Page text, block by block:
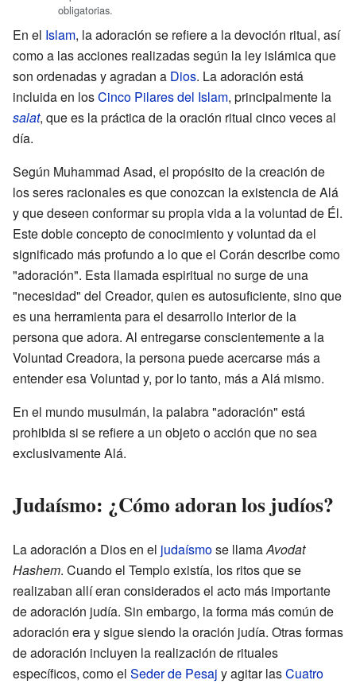
obligatorias.
En el Islam, la adoración se refiere a la devoción ritual, así
como a las acciones realizadas según la ley islámica que
son ordenadas y agradan a Dios. La adoración está
incluida en losCinco Pilares del Islam, principalmente la
salat, que es la práctica de la oración ritual cinco veces al
día.
Según Muhammad Asad, el propósito de la creación de
los seres racionales es que conozcan la existencia de Alá
y que deseen conformar su propia vida a la voluntad de Él.
Este doble concepto de conocimiento y voluntad da el
significado más profundo a lo que el Corán describe como
"adoración". Esta llamada espiritual no surge de una
"necesidad" del Creador, quien es autosuficiente, sino que
es una herramienta para el desarrollo interior de la
persona que adora. Al entregarse conscientemente a la
Voluntad Creadora, la persona puede acercarse más a
entender esa Voluntad y, por lo tanto, más a Alá mismo.
En el mundo musulmán, la palabra "adoración" está
prohibida si se refiere a un objeto o acción que no sea
exclusivamente Alá.
Judaísmo: ¿Cómo adoran los judíos?
La adoración a Dios en el judaísmose llamaAvodat
Hashem. Cuando el Templo existía, los ritos que se
realizaban allí eran considerados el acto más importante
de adoración judía. Sin embargo, la forma más común de
adoración era y sigue siendo la oración judía. Otras formas
de adoración incluyen la realización de rituales
específicos, como el Seder de Pesaj y agitar lasCuatro